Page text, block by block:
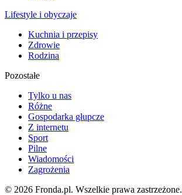
Lifestyle i obyczaje
Kuchnia i przepisy
Zdrowie
Rodzina
Pozostałe
Tylko u nas
Różne
Gospodarka głupcze
Z internetu
Sport
Pilne
Wiadomości
Zagrożenia
© 2026 Fronda.pl. Wszelkie prawa zastrzeżone.